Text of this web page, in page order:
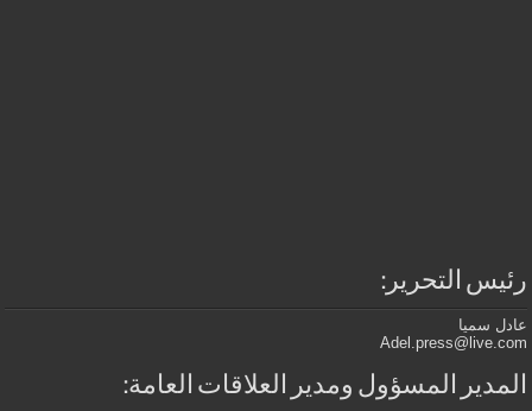
رئيس التحرير:
عادل سميا
Adel.press@live.com
المدير المسؤول ومدير العلاقات العامة: